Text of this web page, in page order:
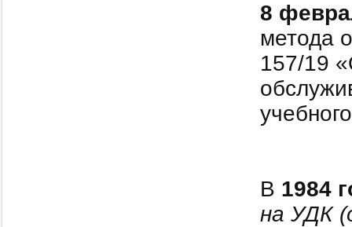
8
метода
157/19
В 1984
на УДК